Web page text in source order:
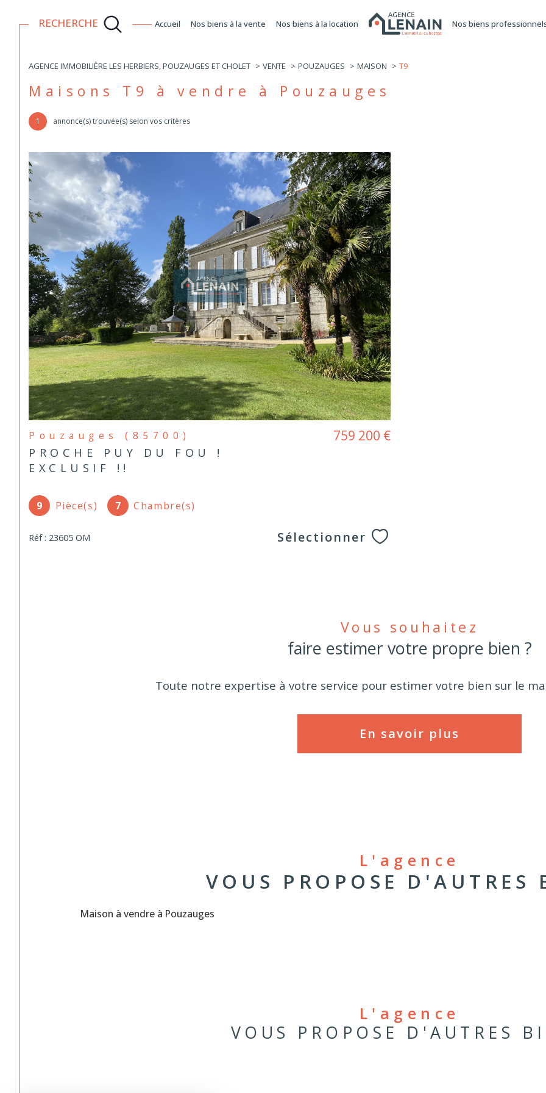
accueil nos biens à la vente nos biens à la location nos biens
achat location
qui sommes-nous ? l'équipe actualités
RECHERCHE
Acheter
habitation
Louer
TYPE DE BIEN
Maison 85700 - Pouzauges 9 Pièces
AGENCE IMMOBILIÈRE LES HERBIERS, POUZAUGES ET CHOLET VENTE POUZAUGES MAISON T9
Maisons T9 à vendre à Pouzauges
1 annonce(s) trouvée(s) selon vos critères
Pouzauges (85700)
PROCHE PUY DU FOU !
EXCLUSIF !!
759 200 €
9 Pièce(s) 7 Chambre(s)
Réf : 23605 OM Sélectionner
Vous souhaitez
faire estimer votre propre bien ?
Toute notre expertise à votre service pour estimer votre bien sur le
En savoir plus
L'agence
VOUS PROPOSE D'AUTRES
Maison à vendre à Pouzauges
L'agence
VOUS PROPOSE D'AUTRES